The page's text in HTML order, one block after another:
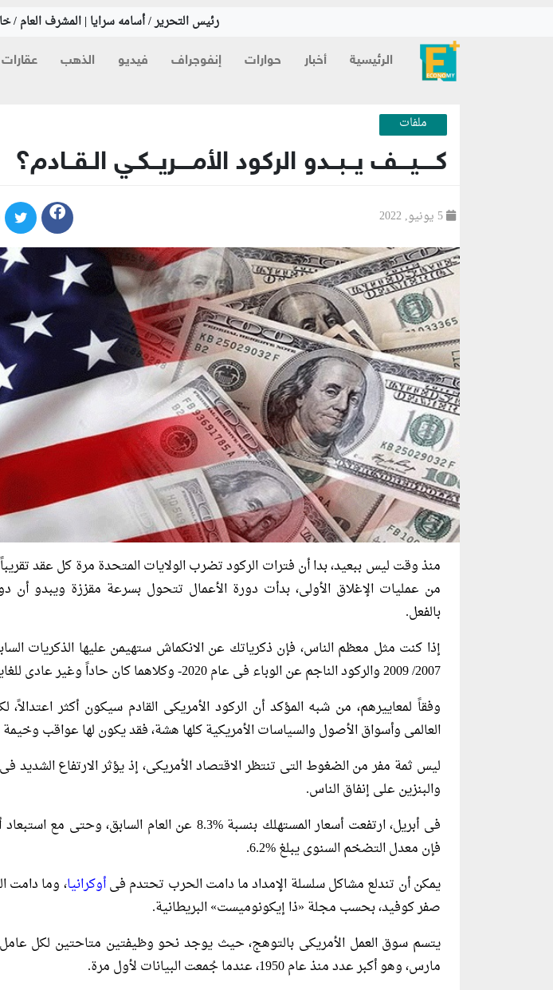
رئيس التحرير / أسامه سرايا | المشرف العام /
الرئيسية أخبار حوارات إنفوجراف فيديو الذهب عقارات
ملفات
كــــيـــف يــبــدو الركود الأمــــريــكـي الـقــادم؟
منذ وقت ليس ببعيد، بدا أن فترات الركود تضرب الولايات المتحدة مرة كل عقد
من عمليات الإغلاق الأولى، بدأت دورة الأعمال تتحول بسرعة مقززة ويبدو أن
بالفعل.
إذا كنت مثل معظم الناس، فإن ذكرياتك عن الانكماش ستهيمن عليها الذكريات
2007/ 2009 والركود الناجم عن الوباء فى عام 2020- وكلاهما كان حاداً وغير عادى للغاية.
وفقاً لمعاييرهم، من شبه المؤكد أن الركود الأمريكى القادم سيكون أكثر اعتدالاً،
العالمى وأسواق الأصول والسياسات الأمريكية كلها هشة، فقد يكون لها عواقب
ليس ثمة مفر من الضغوط التى تنتظر الاقتصاد الأمريكى، إذ يؤثر الارتفاع الشديد فى
والبنزين على إنفاق الناس.
فى أبريل، ارتفعت أسعار المستهلك بنسبة %8.3 عن العام السابق،
فإن معدل التضخم السنوى يبلغ %6.2.
يمكن أن تندلع مشاكل سلسلة الإمداد ما دامت الحرب تحتدم فىأوكرانيا، وما دامت
صفر كوفيد، بحسب مجلة «ذا إيكونوميست» البريطانية.
يتسم سوق العمل الأمريكى بالتوهج، حيث يوجد نحو وظيفتين متاحتين لكل
مارس، وهو أكبر عدد منذ عام 1950، عندما جُمعت البيانات لأول مرة.